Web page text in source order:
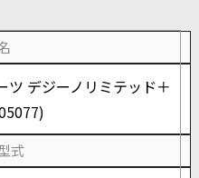
ツ デジーノリミテッド＋
式